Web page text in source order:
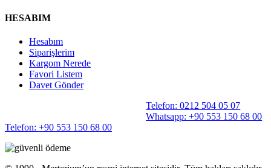
HESABIM
Hesabım
Siparişlerim
Kargom Nerede
Favori Listem
Davet Gönder
Telefon: 0212 504 05 07
Whatsapp: +90 553 150 68 00
Telefon: +90 553 150 68 00